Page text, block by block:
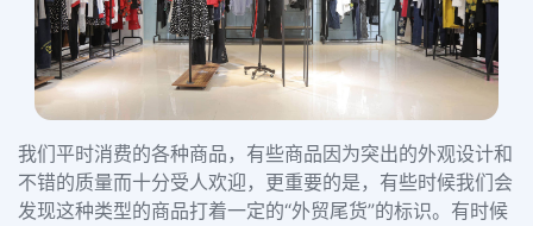
我们平时消费的各种商品，有些商品因为突出的外观设计和
不错的质量而十分受人欢迎，更重要的是，有些时候我们会
发现这种类型的商品打着一定的“外贸尾货”的标识。有时候